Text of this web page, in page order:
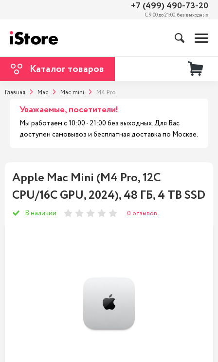
+7 (499) 490-73-20
С 9:00 до 21:00, без выходных
Каталог товаров
Главная Mac Mac mini M4 Pro
Уважаемые, посетители!
Мы работаем с 10:00 - 21:00 без выходных. Для Вас
доступен самовывоз и бесплатная доставка по Москве.
Apple Mac Mini (M4 Pro, 12C
CPU/16C GPU, 2024), 48 ГБ, 4 TB SSD
В наличии 0 отзывов